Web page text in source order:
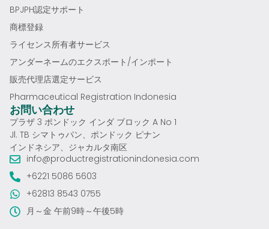
BPJPH認定サポート
商標登録
ライセンス所有者サービス
アンダーネームのエクスポート/インポート
販売代理店選定サービス
Pharmaceutical Registration Indonesia
お問い合わせ
プラザ 3 ポンドック インダ ブロック A No 1
Jl. TB シマトゥパン、ポンドック ピナン
インドネシア、ジャカルタ南区
info@productregistrationindonesia.com
+6221 5086 5603
+62813 8543 0755
月～金 午前9時～午後5時